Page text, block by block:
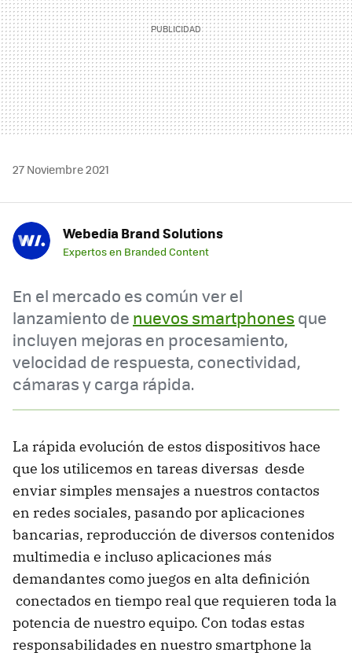
27 Noviembre 2021
Webedia Brand Solutions
Expertos en Branded Content
En el mercado es común ver el
lanzamiento de nuevos smartphones que
incluyen mejoras en procesamiento,
velocidad de respuesta, conectividad,
cámaras y carga rápida.
La rápida evolución de estos dispositivos hace
que los utilicemos en tareas diversas desde
enviar simples mensajes a nuestros contactos
en redes sociales, pasando por aplicaciones
bancarias, reproducción de diversos contenidos
multimedia e incluso aplicaciones más
demandantes como juegos en alta definición
conectados en tiempo real que requieren toda la
potencia de nuestro equipo. Con todas estas
responsabilidades en nuestro smartphone la